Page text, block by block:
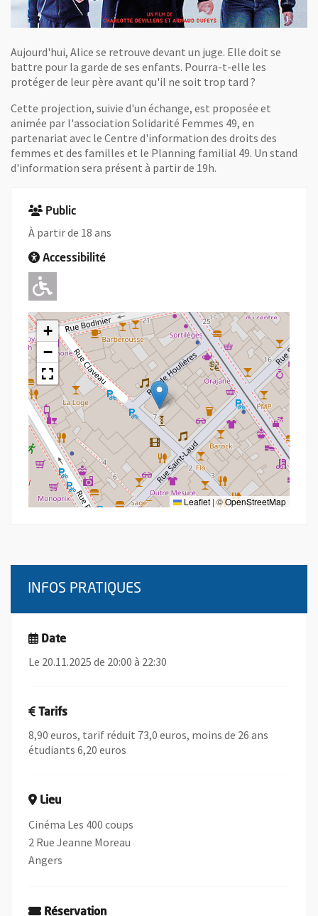
Aujourd'hui, Alice se retrouve devant un juge. Elle doit se
battre pour la garde de ses enfants. Pourra-t-elle les
protéger de leur père avant qu'il ne soit trop tard ?
Cette projection, suivie d'un échange, est proposée et
animée par l'association Solidarité Femmes 49, en
partenariat avec le Centre d'information des droits des
femmes et des familles et le Planning familial 49. Un stand
d'information sera présent à partir de 19h.
Public
À partir de 18 ans
Accessibilité
Adapté pour l'handicap Moteur
+
−
Leaflet | ©OpenStreetMap
INFOS PRATIQUES
Date
Le 20.11.2025 de 20:00 à 22:30
Tarifs
8,90 euros, tarif réduit 73,0 euros, moins de 26 ans
étudiants 6,20 euros
Lieu
Cinéma Les 400 coups
2 Rue Jeanne Moreau
Angers
Réservation